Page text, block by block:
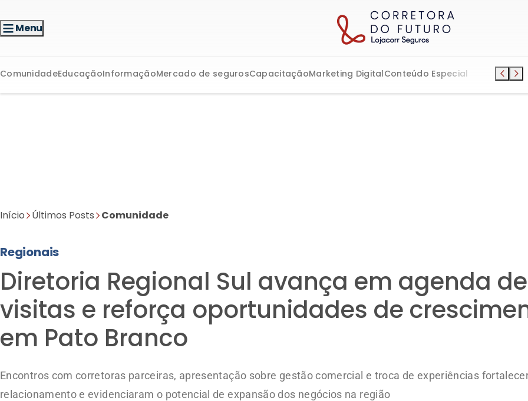
Menu
ComunidadeEducaçãoInformaçãoMercado de segurosCapacitaçãoMarketing DigitalConteúdo Especial
Início Últimos Posts Comunidade
Regionais
Diretoria Regional Sul avança em agenda de
visitas e reforça oportunidades de
em Pato Branco
Encontros com corretoras parceiras, apresentação sobre gestão comercial e troca de experiências
relacionamento e evidenciaram o potencial de expansão dos negócios na região